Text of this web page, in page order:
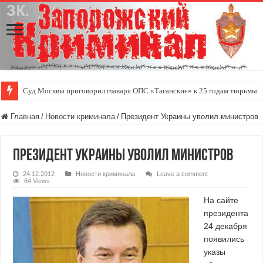
Суд Москвы приговорил главаря ОПС «Таганские» к 25 годам тюрьмы
Главная / Новости криминала / Президент Украины уволил министров
Президент Украины уволил министров
24.12.2012 Новости криминала
Leave a comment
64 Views
На сайте
президента
24 декабря
появились
указы